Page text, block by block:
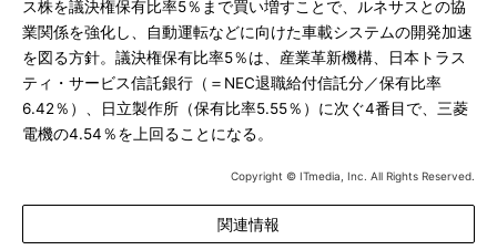
ス株を議決権保有比率5％まで買い増すことで、ルネサスとの協
業関係を強化し、自動運転などに向けた車載システムの開発加速
を図る方針。議決権保有比率5％は、産業革新機構、日本トラス
ティ・サービス信託銀行（＝NEC退職給付信託分／保有比率
6.42％）、日立製作所（保有比率5.55％）に次ぐ4番目で、三菱
電機の4.54％を上回ることになる。
Copyright © ITmedia, Inc. All Rights Reserved.
関連情報